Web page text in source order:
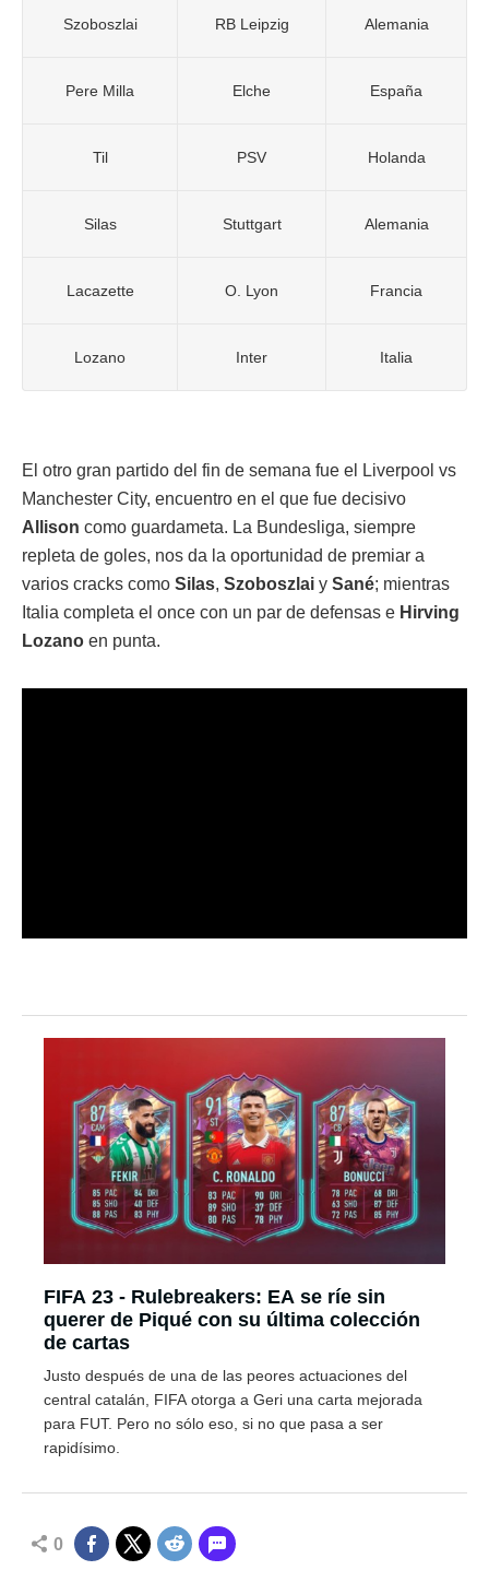
Szoboszlai RB Leipzig Alemania
Pere Milla Elche España
Til PSV Holanda
Silas Stuttgart Alemania
Lacazette O. Lyon Francia
Lozano Inter Italia
El otro gran partido del fin de semana fue el Liverpool vs
Manchester City, encuentro en el que fue decisivo
Allison como guardameta. La Bundesliga, siempre
repleta de goles, nos da la oportunidad de premiar a
varios cracks como Silas, Szoboszlai y Sané; mientras
Italia completa el once con un par de defensas e Hirving
Lozano en punta.
FIFA 23 - Rulebreakers: EA se ríe sin
querer de Piqué con su última colección
de cartas
Justo después de una de las peores actuaciones del
central catalán, FIFA otorga a Geri una carta mejorada
para FUT. Pero no sólo eso, si no que pasa a ser
rapidísimo.
0